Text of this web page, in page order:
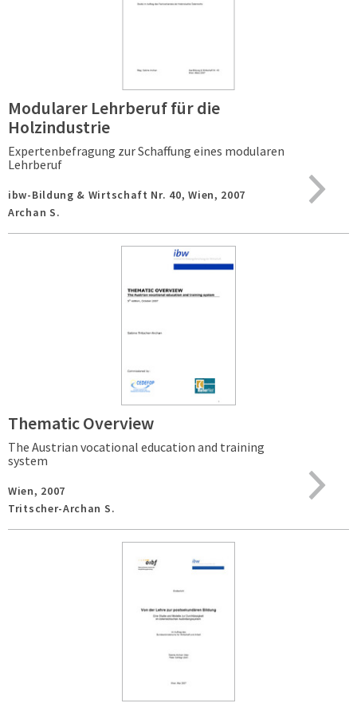
Modularer Lehrberuf für die
Holzindustrie
Expertenbefragung zur Schaffung eines modularen
Lehrberuf
ibw-Bildung & Wirtschaft Nr. 40,Wien, 2007
Archan S.
Thematic Overview
The Austrian vocational education and training
system
Wien, 2007
Tritscher-Archan S.